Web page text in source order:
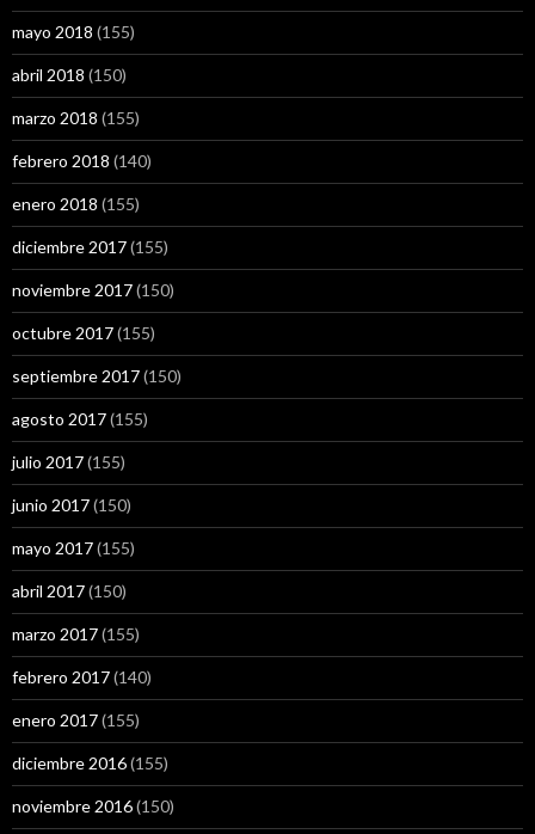
mayo 2018 (155)
abril 2018 (150)
marzo 2018 (155)
febrero 2018 (140)
enero 2018 (155)
diciembre 2017(155)
noviembre 2017(150)
octubre 2017(155)
septiembre 2017(150)
agosto 2017(155)
julio 2017(155)
junio 2017(150)
mayo 2017(155)
abril 2017(150)
marzo 2017(155)
febrero 2017(140)
enero 2017(155)
diciembre 2016(155)
noviembre 2016(150)